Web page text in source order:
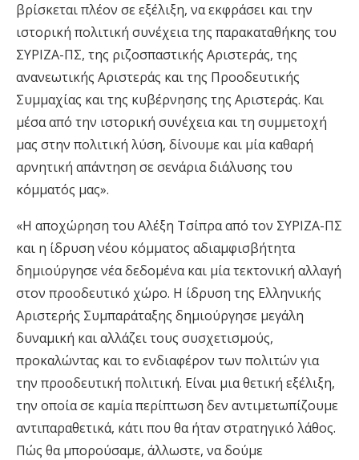
βρίσκεται πλέον σε εξέλιξη, να εκφράσει και την
ιστορική πολιτική συνέχεια της παρακαταθήκης του
ΣΥΡΙΖΑ-ΠΣ, της ριζοσπαστικής Αριστεράς, της
ανανεωτικής Αριστεράς και της Προοδευτικής
Συμμαχίας και της κυβέρνησης της Αριστεράς. Και
μέσα από την ιστορική συνέχεια και τη συμμετοχή
μας στην πολιτική λύση, δίνουμε και μία καθαρή
αρνητική απάντηση σε σενάρια διάλυσης του
κόμματός μας».
«H αποχώρηση του Αλέξη Τσίπρα από τον ΣΥΡΙΖΑ-ΠΣ
και η ίδρυση νέου κόμματος αδιαμφισβήτητα
δημιούργησε νέα δεδομένα και μία τεκτονική αλλαγή
στον προοδευτικό χώρο. Η ίδρυση της Ελληνικής
Αριστερής Συμπαράταξης δημιούργησε μεγάλη
δυναμική και αλλάζει τους συσχετισμούς,
προκαλώντας και το ενδιαφέρον των πολιτών για
την προοδευτική πολιτική. Είναι μια θετική εξέλιξη,
την οποία σε καμία περίπτωση δεν αντιμετωπίζουμε
αντιπαραθετικά, κάτι που θα ήταν στρατηγικό λάθος.
Πώς θα μπορούσαμε, άλλωστε, να δούμε